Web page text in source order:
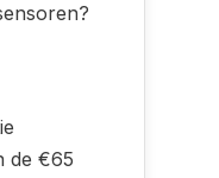
de €65